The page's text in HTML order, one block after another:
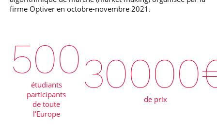
firme Optiver en octobre-novembre 2021.
500
étudiants
participants
de toute
l’Europe
30000
de prix